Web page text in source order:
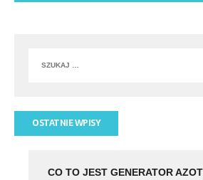
OSTATNIE WPISY
CO TO JEST GENERATOR